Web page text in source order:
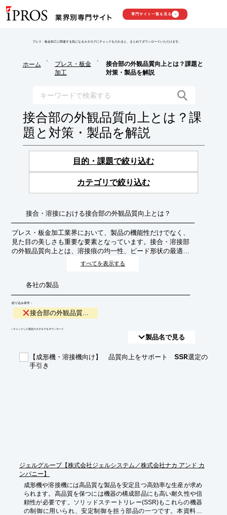
専門サイト一覧を見る
プレス・板金加工に関連する気になるカタログにチェックを入れると、まとめてダウンロードいただけます。
ホーム
>
プレス・板金
加工
>
接合部の外観品質向上とは？課題と
対策・製品を解説
接合部の外観品質向上とは？課
題と対策・製品を解説
目的・課題で絞り込む
カテゴリで絞り込む
接合・溶接における接合部の外観品質向上とは？
プレス・板金加工業界において、製品の機能性だけでなく、
見た目の美しさも重要な要素となっています。接合・溶接部
の外観品質向上とは、溶接痕の均一性、ビード形状の最適
化、スパッタの低減、焼け色の抑制などを実現し、製品の付
加価値を高めることを目的としています。これにより、顧客
すべてを表示する
各社の製品
絞り込み条件：
接合部の外観品質...
​▼チェックした製品のカタログをダウンロード
製品名で見る
【成形機・溶接機向け】 品質向上をサポート SSR選定の
手引き
ジェルグループ【株式会社ジェルシステム／株式会社ナカ アンド カ
ンパニー】
成形機や溶接機には高品質な製品を安定且つ高効率な生産が求め
られます。高品質を保つには機器の構成部品にも高い耐久性や信
頼性が必要です。ソリッドステートリレー(SSR)もこれらの機器
の制御に用いられ、安定制御を担う部品の一つです。本資料で